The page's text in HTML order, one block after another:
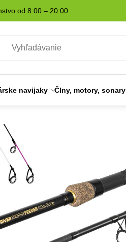
od 8:00 – 20:00
navijaky Člny, motory, sonary